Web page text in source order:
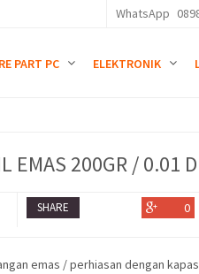
WhatsApp
PART PC ELEKTRONIK
EMAS 200GR / 0.01
SHARE 0
emas / perhiasan dengan